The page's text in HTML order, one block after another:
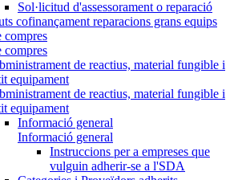
Sol·licitud d'assessorament o reparació
cofinançament reparacions grans equips
compres
compres
de reactius, material fungible i
equipament
de reactius, material fungible i
equipament
Informació general
Informació general
Instruccions per a empreses que
vulguin adherir-se a l'SDA